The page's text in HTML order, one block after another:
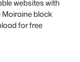
websites with
Moiraine block
for free